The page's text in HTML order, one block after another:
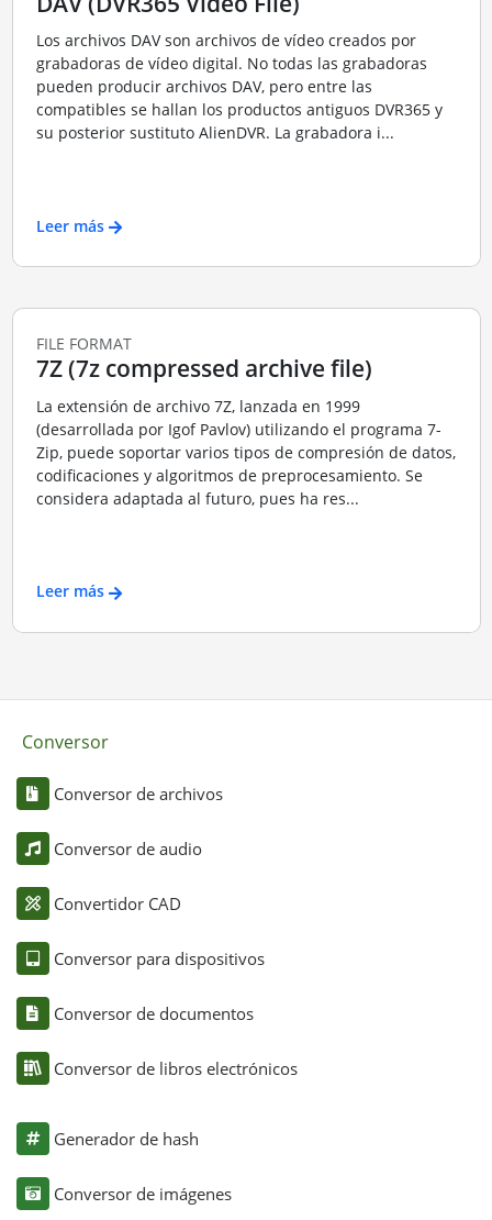
Los archivos DAV son archivos de vídeo creados por
grabadoras de vídeo digital. No todas las grabadoras
pueden producir archivos DAV, pero entre las
compatibles se hallan los productos antiguos DVR365 y
su posterior sustituto AlienDVR. La grabadora i...
Leer más
FILE FORMAT
7Z (7z compressed archive file)
La extensión de archivo 7Z, lanzada en 1999
(desarrollada por Igof Pavlov) utilizando el programa 7-
Zip, puede soportar varios tipos de compresión de datos,
codificaciones y algoritmos de preprocesamiento. Se
considera adaptada al futuro, pues ha res...
Leer más
Conversor
Conversor de archivos
Conversor de audio
Convertidor CAD
Conversor para dispositivos
Conversor de documentos
Conversor de libros electrónicos
Generador de hash
Conversor de imágenes